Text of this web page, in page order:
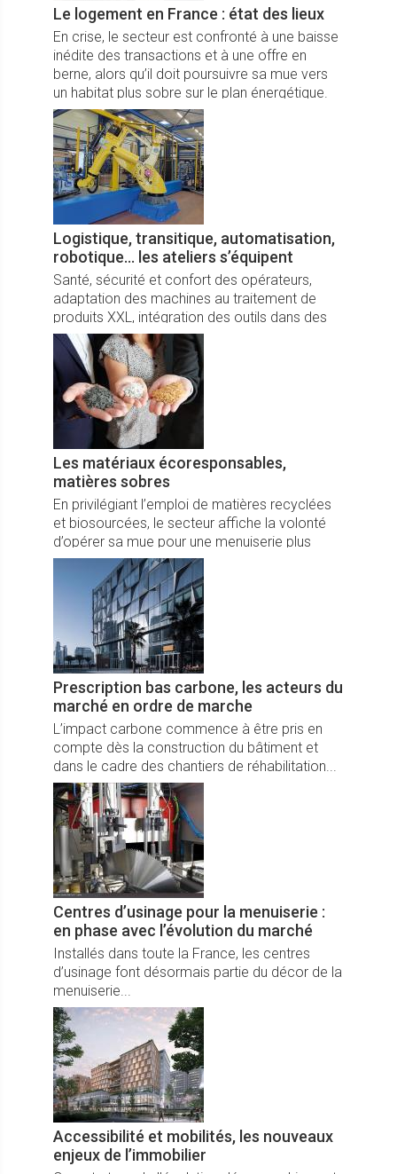
Le logement en France : état des lieux
En crise, le secteur est confronté à une baisse
inédite des transactions et à une offre en
berne, alors qu’il doit poursuivre sa mue vers
un habitat plus sobre sur le plan énergétique.
Logistique, transitique, automatisation,
robotique… les ateliers s’équipent
Santé, sécurité et confort des opérateurs,
adaptation des machines au traitement de
produits XXL, intégration des outils dans des
ateliers existants…
Les matériaux écoresponsables,
matières sobres
En privilégiant l’emploi de matières recyclées
et biosourcées, le secteur affiche la volonté
d’opérer sa mue pour une menuiserie plus
durable...
Prescription bas carbone, les acteurs du
marché en ordre de marche
L’impact carbone commence à être pris en
compte dès la construction du bâtiment et
dans le cadre des chantiers de réhabilitation...
Centres d’usinage pour la menuiserie :
en phase avec l’évolution du marché
Installés dans toute la France, les centres
d’usinage font désormais partie du décor de la
menuiserie...
Accessibilité et mobilités, les nouveaux
enjeux de l’immobilier